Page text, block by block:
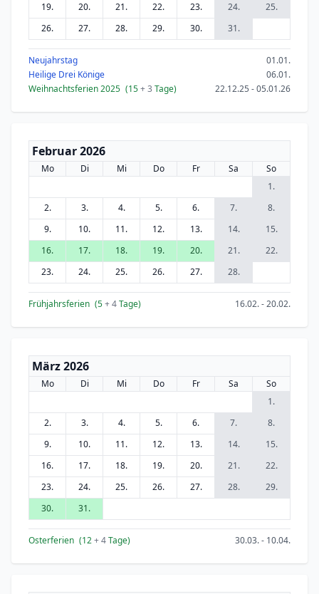
19.
20. 21. 22. 23. 24.
25.
26.
27. 28. 29. 30. 31.
Neujahrstag
01.01.
Heilige Drei Könige
06.01.
Weihnachtsferien 2025 (15+ 3 Tage) 22.12.25 - 05.01.26
Februar 2026
Mo Di Mi Do Fr Sa
So
1.
2.
3. 4. 5. 6. 7.
8.
9.
10. 11. 12. 13. 14.
15.
16.
17. 18. 19. 20. 21.
22.
23.
24. 25. 26. 27. 28.
Frühjahrsferien (5+ 4Tage) 16.02. - 20.02.
März 2026
Mo Di Mi Do Fr Sa
So
1.
2.
3. 4. 5. 6. 7.
8.
9.
10. 11. 12. 13. 14.
15.
16.
17. 18. 19. 20. 21.
22.
23.
24. 25. 26. 27. 28.
29.
30.
31.
Osterferien (12+ 4Tage) 30.03. - 10.04.